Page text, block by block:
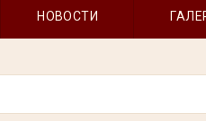
НОВОСТИ